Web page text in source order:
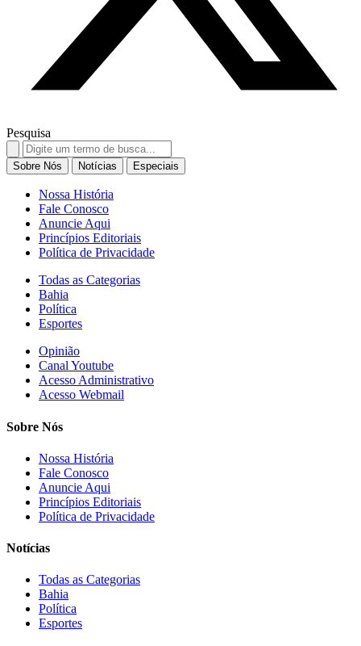
Pesquisa
Search
for:
Sobre Nós Notícias Especiais
Nossa História
Fale Conosco
Anuncie Aqui
Princípios Editoriais
Política de Privacidade
Todas as Categorias
Bahia
Política
Esportes
Opinião
Canal Youtube
Acesso Administrativo
Acesso Webmail
Sobre Nós
Nossa História
Fale Conosco
Anuncie Aqui
Princípios Editoriais
Política de Privacidade
Notícias
Todas as Categorias
Bahia
Política
Esportes